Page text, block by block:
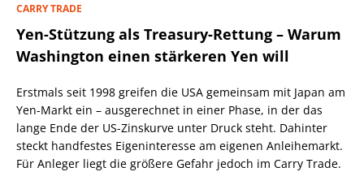
CARRY TRADE
Yen-Stützung als Treasury-Rettung – Warum
Washington einen stärkeren Yen will
Erstmals seit 1998 greifen die USA gemeinsam mit Japan am
Yen-Markt ein – ausgerechnet in einer Phase, in der das
lange Ende der US-Zinskurve unter Druck steht. Dahinter
steckt handfestes Eigeninteresse am eigenen Anleihemarkt.
Für Anleger liegt die größere Gefahr jedoch im Carry Trade.